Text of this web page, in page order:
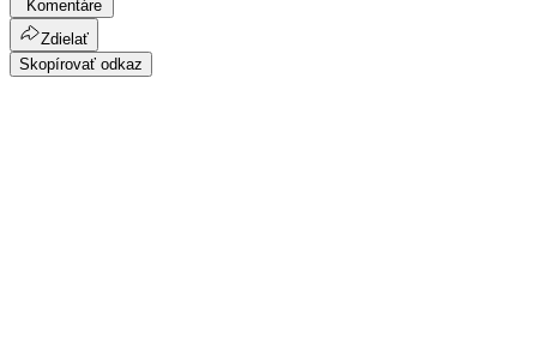
Komentáre
Zdielať
Skopírovať odkaz